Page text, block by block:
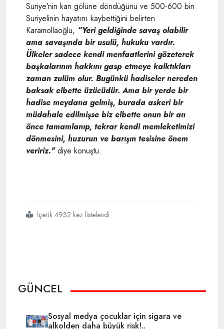
Suriye’nin kan gölüne döndüğünü ve 500-600 bin
Suriyelinin hayatını kaybettiğini belirten
Karamollaoğlu, “Yeri geldiğinde savaş olabilir
ama savaşında bir usulü, hukuku vardır.
Ülkeler sadece kendi menfaatlerini gözeterek
başkalarının hakkını gasp etmeye kalktıkları
zaman zulüm olur. Bugünkü hadiseler nereden
baksak elbette üzücüdür. Ama bir yerde bir
hadise meydana gelmiş, burada askeri bir
müdahale edilmişse biz elbette onun bir an
önce tamamlanıp, tekrar kendi memleketimizi
dönmesini, huzurun ve barışın tesisine önem
veririz."diye konuştu.
#karamollaoğlu
#afrinde
#katliam
#eleştirilerini
#cevapladı
İçerik 4932 kez listelendi
GÜNCEL
Sosyal medya çocuklar için sigara ve
alkolden daha büyük risk!..